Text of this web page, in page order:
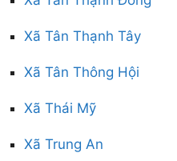
Xã Tân Thạnh Tây
Xã Tân Thông Hội
Xã Thái Mỹ
Xã Trung An